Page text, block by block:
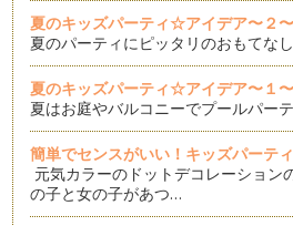
夏のキッズパーティ☆アイデア〜２〜
夏のパーティにピッタリのおもて
夏のキッズパーティ☆アイデア〜１〜
夏はお庭やバルコニーでプールパ
簡単でセンスがいい！キッズパーテ
元気カラーのドットデコレーション
の子と女の子があつ…